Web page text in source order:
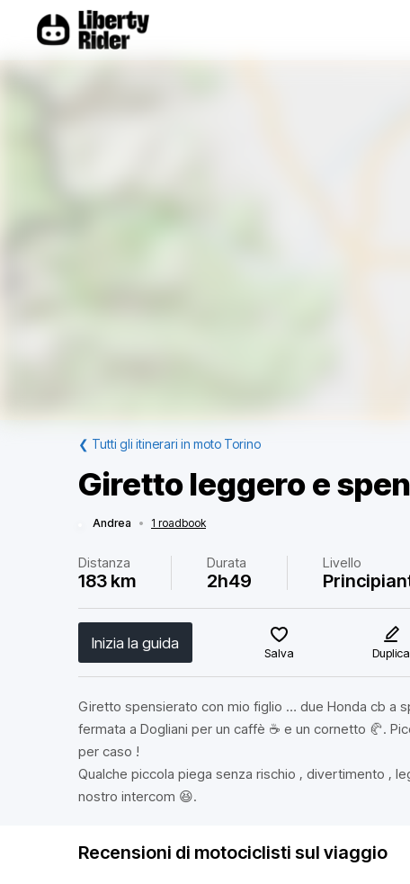
❮ Tutti gli itinerari in moto Torino
Giretto leggero e
Andrea • 1 roadbook
Distanza
183 km
Durata
2h49
Livello
Inizia la guida
Salva Duplica
Giretto spensierato con mio figlio … due Honda cb a
fermata a Dogliani per un caffè ☕️ e un cornetto 🥐.
per caso !
Qualche piccola piega senza rischio , divertimento ,
nostro intercom 😆.
Recensioni di motociclisti sul viaggio